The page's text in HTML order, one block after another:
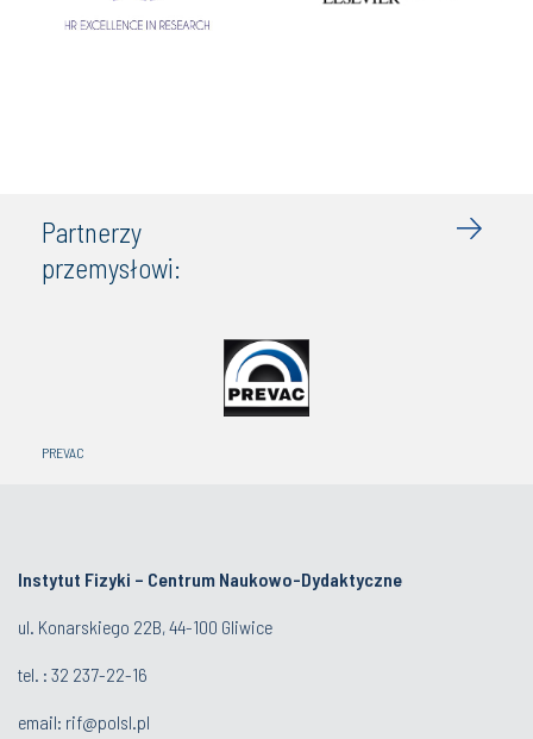
Partnerzy
przemysłowi:
PREVAC
Instytut Fizyki – Centrum Naukowo-Dydaktyczne
ul. Konarskiego 22B, 44-100 Gliwice
tel. : 32 237-22-16
email: rif@polsl.pl